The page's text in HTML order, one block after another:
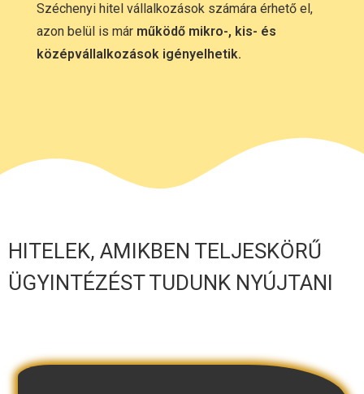
Széchenyi hitel vállalkozások számára érhető el,
azon belül is már működő mikro-, kis- és
középvállalkozások igényelhetik.
HITELEK, AMIKBEN TELJESKÖRŰ
ÜGYINTÉZÉST TUDUNK NYÚJTANI